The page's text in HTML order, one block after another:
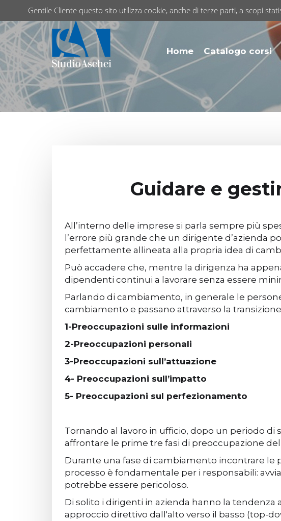
Home Catalogo corsi
Guidare e
All’interno delle imprese si parla sempre più
l’errore più grande che un dirigente d’azienda
perfettamente allineata alla propria idea di
Può accadere che, mentre la dirigenza ha
dipendenti continui a lavorare senza essere
Parlando di cambiamento, in generale le
cambiamento e passano attraverso la
1-Preoccupazioni sulle informazioni
2-Preoccupazioni personali
3-Preoccupazioni sull’attuazione
4- Preoccupazioni sull’impatto
5- Preoccupazioni sul perfezionamento
Tornando al lavoro in ufficio, dopo un periodo
affrontare le prime tre fasi di preoccupazione
Durante una fase di cambiamento incontrare le
processo è fondamentale per i responsabili:
potrebbe essere pericoloso.
Di solito i dirigenti in azienda hanno la
approccio direttivo dall'alto verso il basso (top-
Gentile Cliente questo sito utilizza cookie, anche di terze parti, a scopi